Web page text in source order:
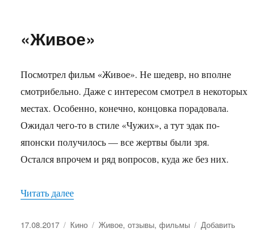
«Живое»
Посмотрел фильм «Живое». Не шедевр, но вполне
смотрибельно. Даже с интересом смотрел в некоторых
местах. Особенно, конечно, концовка порадовала.
Ожидал чего-то в стиле «Чужих», а тут эдак по-
японски получилось — все жертвы были зря.
Остался впрочем и ряд вопросов, куда же без них.
Читать далее
Опубликовано
17.08.2017 Рубрики
Кино Метки
Живое,отзывы,фильмы
Добавить